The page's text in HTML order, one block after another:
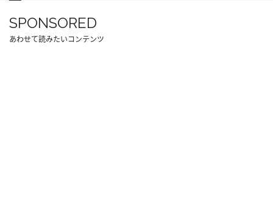
SPONSORED
あわせて読みたいコンテンツ